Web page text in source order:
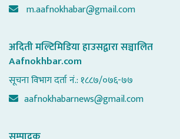
m.aafnokhabar@gmail.com
अदिती मल्टिमिडिया हाउसद्वारा सञ्चालित
Aafnokhbar.com
सूचना विभाग दर्ता नं.: १८८७/०७६-७७
aafnokhabarnews@gmail.com